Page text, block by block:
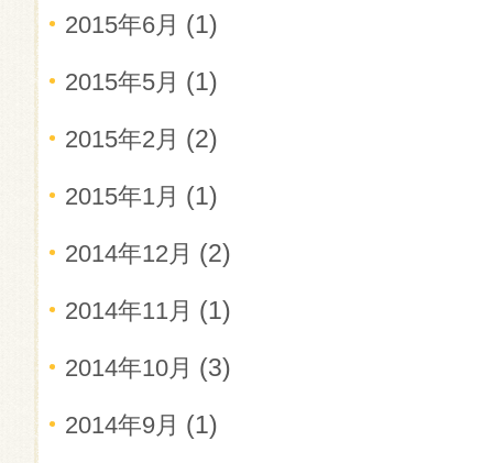
2015年6月 (1)
2015年5月 (1)
2015年2月 (2)
2015年1月 (1)
2014年12月 (2)
2014年11月 (1)
2014年10月 (3)
2014年9月 (1)